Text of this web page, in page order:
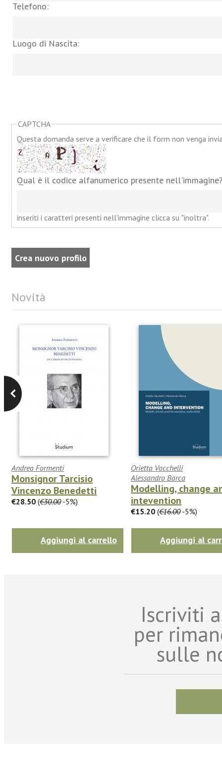
Telefono:
Luogo di Nascita:
CAPTCHA
Questa domanda serve a verificare che il form non venga
Qual è il codice alfanumerico presente
inseriti i caratteri presenti nell'immagine clicca su "inoltra".
Novità
Andrea Formenti
Monsignor Tarcisio
Vincenzo Benedetti
€28.50 (€30.00-5%)
Aggiungi al carrello
Orietta Vacchelli
Alessandro Barca
Modelling, change
intevention
€15.20 (€16.00-5%)
Aggiungi al
Iscriviti
per
sulle